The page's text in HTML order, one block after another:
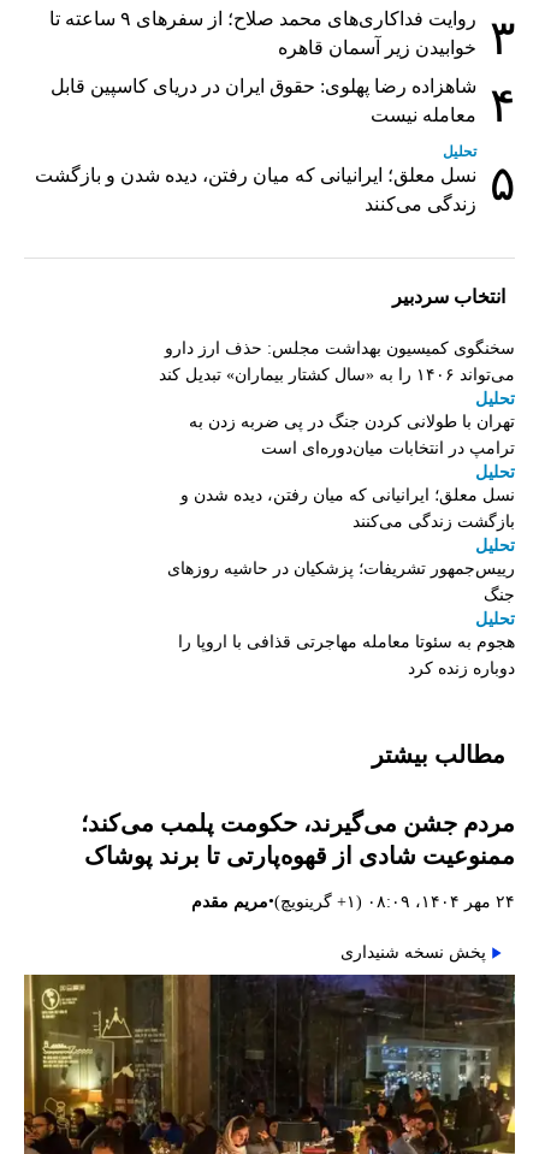
۳
روایت فداکاری‌های محمد صلاح؛ از سفرهای ۹ ساعته تا
خوابیدن زیر آسمان قاهره
۴
شاهزاده رضا پهلوی: حقوق ایران در دریای کاسپین قابل
معامله نیست
۵
تحلیل
نسل معلق؛ ایرانیانی که میان رفتن، دیده شدن و بازگشت
زندگی می‌کنند
انتخاب سردبیر
سخنگوی کمیسیون بهداشت مجلس: حذف ارز دارو
می‌تواند ۱۴۰۶ را به «سال کشتار بیماران» تبدیل کند
تحلیل
تهران با طولانی کردن جنگ در پی ضربه زدن به
ترامپ در انتخابات میان‌دوره‌ای است
تحلیل
نسل معلق؛ ایرانیانی که میان رفتن، دیده شدن و
بازگشت زندگی می‌کنند
تحلیل
رییس‌جمهور تشریفات؛ پزشکیان در حاشیه روزهای
جنگ
تحلیل
هجوم به سئوتا معامله مهاجرتی قذافی با اروپا را
دوباره زنده کرد
مطالب بیشتر
مردم جشن می‌گیرند، حکومت پلمب می‌کند؛
ممنوعیت شادی از قهوه‌پارتی تا برند پوشاک
۲۴ مهر ۱۴۰۴، ۰۸:۰۹ (‎+۱ گرینویچ) •مریم مقدم
پخش نسخه شنیداری